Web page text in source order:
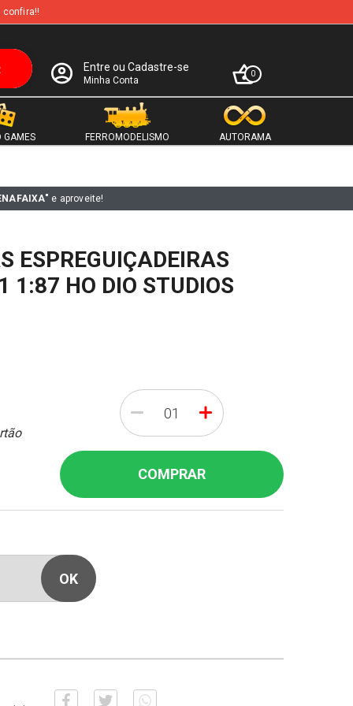
confira!!
Entre ou Cadastre-se
Minha Conta
0
GAMES FERROMODELISMO AUTORAMA
e aproveite!
ESPREGUIÇADEIRAS
1:87 HO DIO STUDIOS
- +
COMPRAR